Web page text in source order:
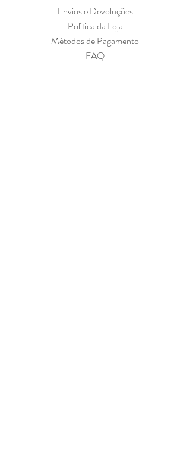
Envios e Devoluções
Política da Loja
Métodos de Pagamento
FAQ